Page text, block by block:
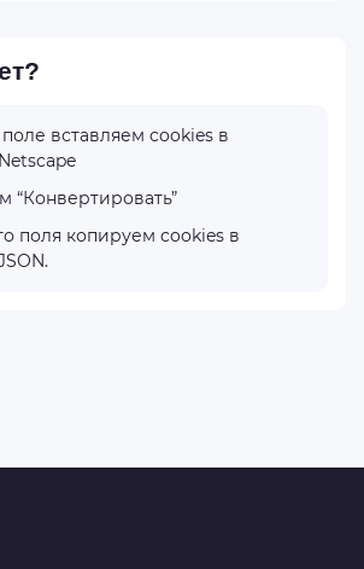
вставляем cookies в
“Конвертировать”
поля копируем cookies в